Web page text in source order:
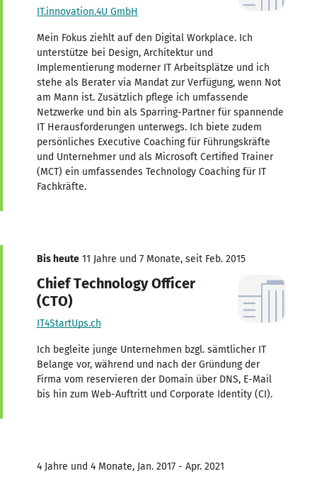
IT.innovation.4U GmbH
Mein Fokus ziehlt auf den Digital Workplace. Ich
unterstütze bei Design, Architektur und
Implementierung moderner IT Arbeitsplätze und ich
stehe als Berater via Mandat zur Verfügung, wenn Not
am Mann ist. Zusätzlich pflege ich umfassende
Netzwerke und bin als Sparring-Partner für spannende
IT Herausforderungen unterwegs. Ich biete zudem
persönliches Executive Coaching für Führungskräfte
und Unternehmer und als Microsoft Certified Trainer
(MCT) ein umfassendes Technology Coaching für IT
Fachkräfte.
Bis heute 11 Jahre und 7 Monate, seit Feb. 2015
Chief Technology Officer
(CTO)
IT4StartUps.ch
Ich begleite junge Unternehmen bzgl. sämtlicher IT
Belange vor, während und nach der Gründung der
Firma vom reservieren der Domain über DNS, E-Mail
bis hin zum Web-Auftritt und Corporate Identity (CI).
4 Jahre und 4 Monate, Jan. 2017 - Apr. 2021